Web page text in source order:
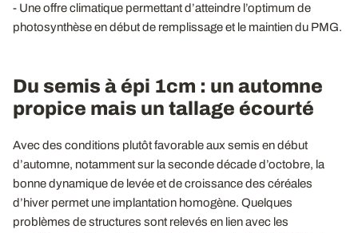
- Une offre climatique permettant d’atteindre l’optimum de
photosynthèse en début de remplissage et le maintien du PMG.
Du semis à épi 1cm : un automne
propice mais un tallage écourté
Avec des conditions plutôt favorable aux semis en début
d’automne, notamment sur la seconde décade d’octobre, la
bonne dynamique de levée et de croissance des céréales
d’hiver permet une implantation homogène. Quelques
problèmes de structures sont relevés en lien avec les